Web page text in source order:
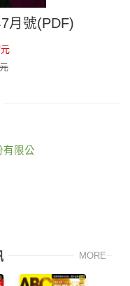
月號(PDF)
元
有限公
MORE